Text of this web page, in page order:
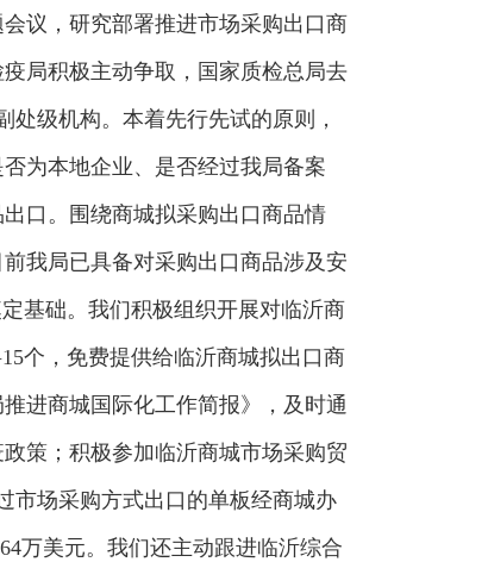
议，研究部署推进市场采购出口商
局积极主动争取，国家质检总局去
级机构。本着先行先试的原则，
为本地企业、是否经过我局备案
口。围绕商城拟采购出口商品情
我局已具备对采购出口商品涉及安
基础。我们积极组织开展对临沂商
个，免费提供给临沂商城拟出口商
进商城国际化工作简报》，及时通
策；积极参加临沂商城市场采购贸
市场采购方式出口的单板经商城办
万美元。我们还主动跟进临沂综合